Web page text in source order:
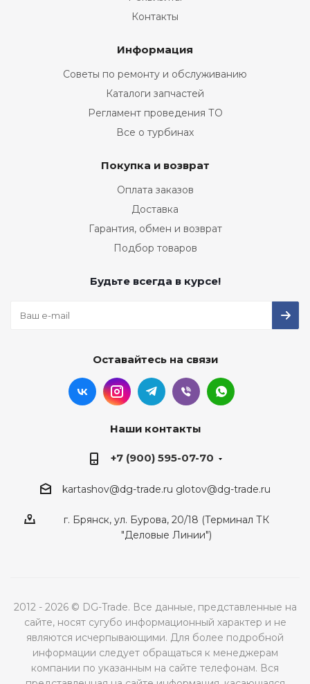
Контакты
Информация
Советы по ремонту и обслуживанию
Каталоги запчастей
Регламент проведения ТО
Все о турбинах
Покупка и возврат
Оплата заказов
Доставка
Гарантия, обмен и возврат
Подбор товаров
Будьте всегда в курсе!
Оставайтесь на связи
Наши контакты
+7 (900) 595-07-70
kartashov@dg-trade.ru glotov@dg-trade.ru
г. Брянск, ул. Бурова, 20/18 (Терминал ТК
"Деловые Линии")
2012 - 2026 © DG-Trade. Все данные, представленные на
сайте, носят сугубо информационный характер и не
являются исчерпывающими. Для более подробной
информации следует обращаться к менеджерам
компании по указанным на сайте телефонам. Вся